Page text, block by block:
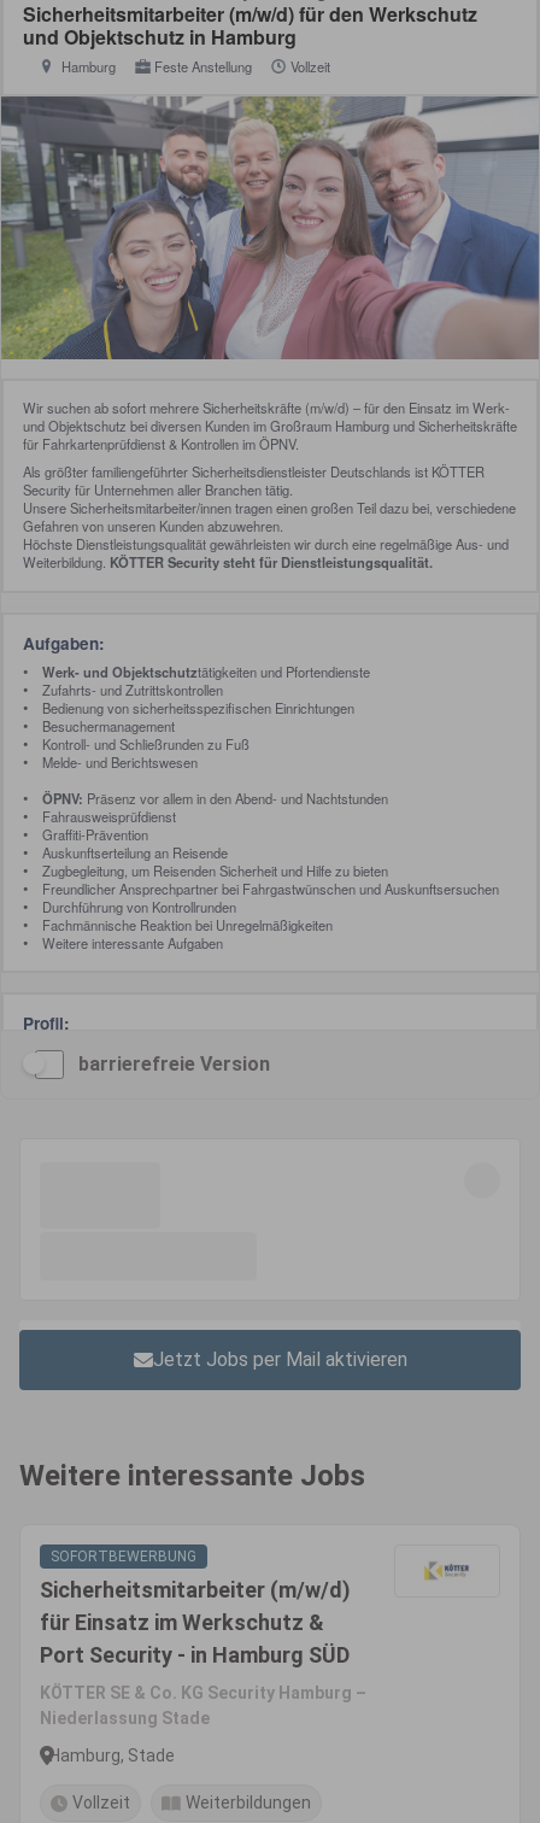
barrierefreie Version
Jetzt Jobs per Mail aktivieren
Weitere interessante Jobs
SOFORTBEWERBUNG
Sicherheitsmitarbeiter (m/w/d)
für Einsatz im Werkschutz &
Port Security - in Hamburg SÜD
KÖTTER SE & Co. KG Security Hamburg –
Niederlassung Stade
Hamburg, Stade
Vollzeit Weiterbildungen